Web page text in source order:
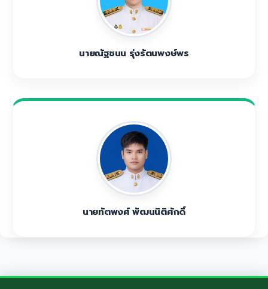
นายณัฐชนน รุ่งรัตนพงษ์พร
นายทัตพงศ์ พัฒนนิติศักดิ์